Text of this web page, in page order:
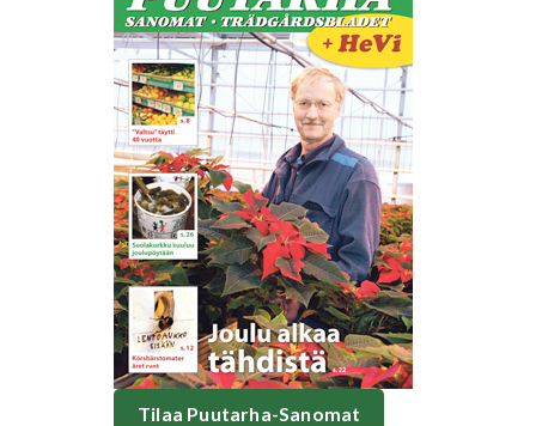
Tilaa Puutarha-Sanomat